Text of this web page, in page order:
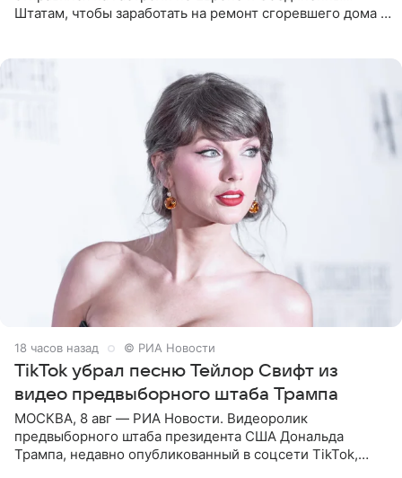
Штатам, чтобы заработать на ремонт сгоревшего дома в
18 часов назад © РИА Новости
TikTok убрал песню Тейлор Свифт из
видео предвыборного штаба Трампа
МОСКВА, 8 авг — РИА Новости. Видеоролик
предвыборного штаба президента США Дональда
Трампа, недавно опубликованный в соцсети TikTok,